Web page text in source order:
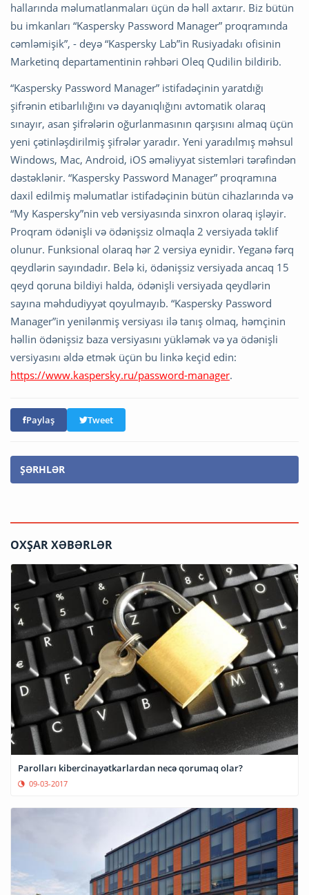
hallarında məlumatlanmaları üçün də həll axtarır. Biz bütün
bu imkanları “Kaspersky Password Manager” proqramında
cəmləmişik”, - deyə “Kaspersky Lab”in Rusiyadakı ofisinin
Marketinq departamentinin rəhbəri Oleq Qudilin bildirib.
“Kaspersky Password Manager” istifadəçinin yaratdığı
şifrənin etibarlılığını və dayanıqlığını avtomatik olaraq
sınayır, asan şifrələrin oğurlanmasının qarşısını almaq üçün
yeni çətinləşdirilmiş şifrələr yaradır. Yeni yaradılmış məhsul
Windows, Mac, Android, iOS əməliyyat sistemləri tərəfindən
dəstəklənir. “Kaspersky Password Manager” proqramına
daxil edilmiş məlumatlar istifadəçinin bütün cihazlarında və
“My Kaspersky”nin veb versiyasında sinxron olaraq işləyir.
Proqram ödənişli və ödənişsiz olmaqla 2 versiyada təklif
olunur. Funksional olaraq hər 2 versiya eynidir. Yeganə fərq
qeydlərin sayındadır. Belə ki, ödənişsiz versiyada ancaq 15
qeyd qoruna bildiyi halda, ödənişli versiyada qeydlərin
sayına məhdudiyyət qoyulmayıb. “Kaspersky Password
Manager”in yenilənmiş versiyası ilə tanış olmaq, həmçinin
həllin ödənişsiz baza versiyasını yükləmək və ya ödənişli
versiyasını əldə etmək üçün bu linkə keçid edin:
https://www.kaspersky.ru/password-manager.
Paylaş Tweet
ŞƏRHLƏR
OXŞAR XƏBƏRLƏR
Parolları kibercinayətkarlardan necə qorumaq olar?
09-03-2017